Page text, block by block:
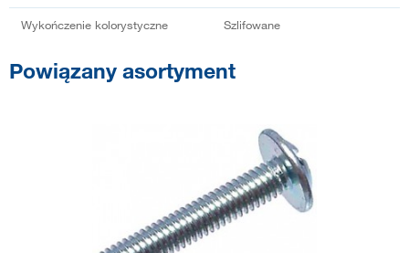
Wykończenie kolorystyczne Szlifowane
Powiązany asortyment